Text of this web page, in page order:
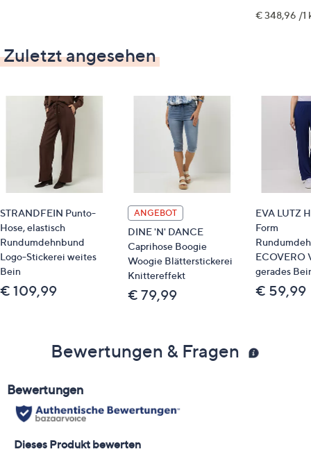
€ 348,96 /1
Zuletzt angesehen
STRANDFEIN Punto-
Hose, elastisch
Rundumdehnbund
Logo-Stickerei weites
Bein
€ 109,99
ANGEBOT
DINE 'N' DANCE
Caprihose Boogie
Woogie Blätterstickerei
Knittereffekt
€ 79,99
EVA LUTZ
Form
ECOVERO
gerades
€ 59,99
Bewertungen & Fragen